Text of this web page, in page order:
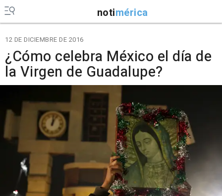
notimérica
12 DE DICIEMBRE DE 2016
¿Cómo celebra México el día de
la Virgen de Guadalupe?